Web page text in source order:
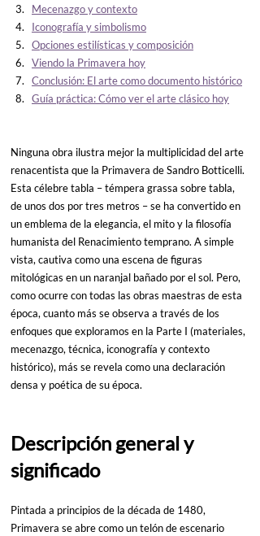
Mecenazgo y contexto
Iconografía y simbolismo
Opciones estilísticas y composición
Viendo la Primavera hoy
Conclusión: El arte como documento histórico
Guía práctica: Cómo ver el arte clásico hoy
Ninguna obra ilustra mejor la multiplicidad del arte
renacentista que la Primavera de Sandro Botticelli.
Esta célebre tabla – témpera grassa sobre tabla,
de unos dos por tres metros – se ha convertido en
un emblema de la elegancia, el mito y la filosofía
humanista del Renacimiento temprano. A simple
vista, cautiva como una escena de figuras
mitológicas en un naranjal bañado por el sol. Pero,
como ocurre con todas las obras maestras de esta
época, cuanto más se observa a través de los
enfoques que exploramos en la Parte I (materiales,
mecenazgo, técnica, iconografía y contexto
histórico), más se revela como una declaración
densa y poética de su época.
Descripción general y
significado
Pintada a principios de la década de 1480,
Primavera se abre como un telón de escenario